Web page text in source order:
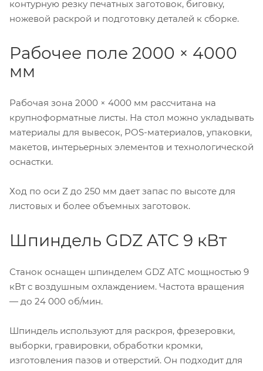
контурную резку печатных заготовок, биговку,
ножевой раскрой и подготовку деталей к сборке.
Рабочее поле 2000 × 4000
мм
Рабочая зона 2000 × 4000 мм рассчитана на
крупноформатные листы. На стол можно укладывать
материалы для вывесок, POS-материалов, упаковки,
макетов, интерьерных элементов и технологической
оснастки.
Ход по оси Z до 250 мм дает запас по высоте для
листовых и более объемных заготовок.
Шпиндель GDZ ATC 9 кВт
Станок оснащен шпинделем GDZ ATC мощностью 9
кВт с воздушным охлаждением. Частота вращения
— до 24 000 об/мин.
Шпиндель используют для раскроя, фрезеровки,
выборки, гравировки, обработки кромки,
изготовления пазов и отверстий. Он подходит для